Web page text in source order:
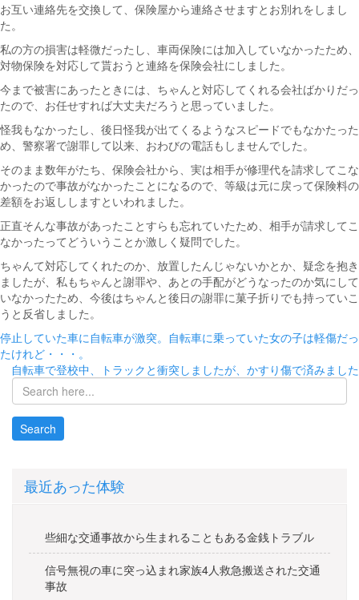
お互い連絡先を交換して、保険屋から連絡させますとお別れをしまし
た。
私の方の損害は軽微だったし、車両保険には加入していなかったため、
対物保険を対応して貰おうと連絡を保険会社にしました。
今まで被害にあったときには、ちゃんと対応してくれる会社ばかりだっ
たので、お任せすれば大丈夫だろうと思っていました。
怪我もなかったし、後日怪我が出てくるようなスピードでもなかたった
め、警察署で謝罪して以来、おわびの電話もしませんでした。
そのまま数年がたち、保険会社から、実は相手が修理代を請求してこな
かったので事故がなかったことになるので、等級は元に戻って保険料の
差額をお返ししますといわれました。
正直そんな事故があったことすらも忘れていたため、相手が請求してこ
なかったってどういうことか激しく疑問でした。
ちゃんて対応してくれたのか、放置したんじゃないかとか、疑念を抱き
ましたが、私もちゃんと謝罪や、あとの手配がどうなったのか気にして
いなかったため、今後はちゃんと後日の謝罪に菓子折りでも持っていこ
うと反省しました。
投
稿
ナ
ビ
ゲ
停止していた車に自転車が激突。自転車に乗っていた女の子は軽傷だっ
たけれど・・・。
自転車で登校中、トラックと衝突しましたが、かすり傷で済みました
最近あった体験
些細な交通事故から生まれることもある金銭トラブル
信号無視の車に突っ込まれ家族4人救急搬送された交通
事故